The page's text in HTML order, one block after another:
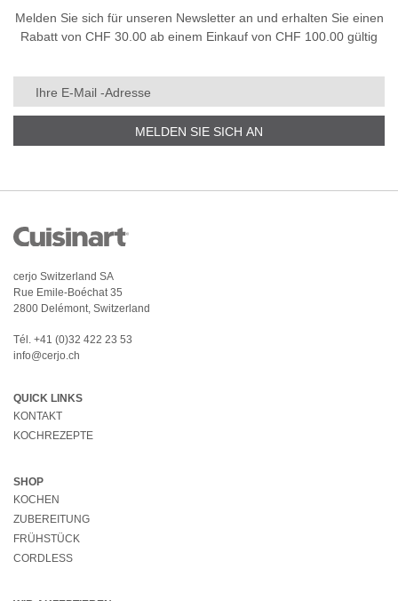
Melden Sie sich für unseren Newsletter an und erhalten Sie einen
Rabatt von CHF 30.00 ab einem Einkauf von CHF 100.00 gültig
MELDEN SIE SICH AN
cerjo Switzerland SA
Rue Emile-Boéchat 35
2800 Delémont, Switzerland
Tél. +41 (0)32 422 23 53
info@cerjo.ch
QUICK LINKS
KONTAKT
KOCHREZEPTE
SHOP
KOCHEN
ZUBEREITUNG
FRÜHSTÜCK
CORDLESS